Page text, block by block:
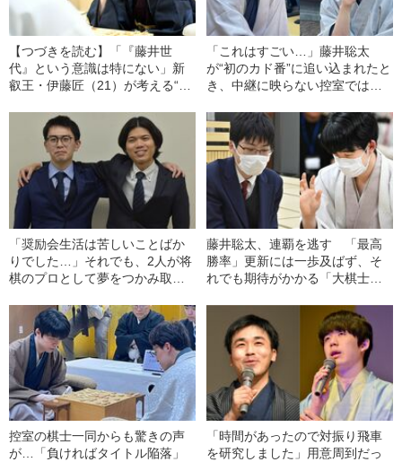
【つづきを読む】「『藤井世
代』という意識は特にない」新
叡王・伊藤匠（21）が考える“ラ
「これはすごい…」藤井聡太
が“初のカド番”に追い込まれたと
き、中継に映らない控室では何
「奨励会生活は苦しいことばか
りでした…」それでも、2人が将
棋のプロとして夢をつかみ取っ
藤井聡太、連覇を逃す 「最高
勝率」更新には一歩及ばず、そ
れでも期待がかかる「大棋士の
控室の棋士一同からも驚きの声
が…「負ければタイトル陥落」
「時間があったので対振り飛車
を研究しました」用意周到だっ